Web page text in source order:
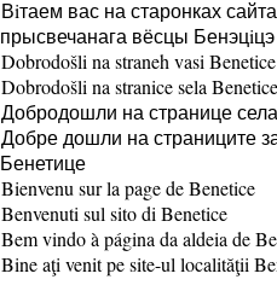
Вiтаем вас на старонках
прысвечанага вёсцы Бенэцiцэ
Dobrodošli na straneh vasi Benetice
Dobrodošli na stranice sela Benetice
Добродошли на странице
Добре дошли на страниците
Бенетице
Bienvenu sur la page de Benetice
Benvenuti sul sito di Benetice
Bem vindo à página da aldeia de
Bine aţi venit pe site-ul localităţii